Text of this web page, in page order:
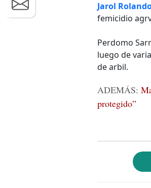
Jarol
femicidio
Perdomo
luego de
de arbil.
ADEMÁS:
protegido”